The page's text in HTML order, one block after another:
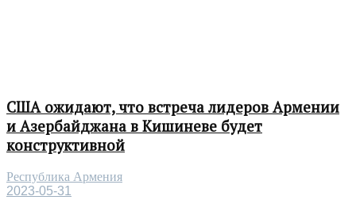
США ожидают, что встреча лидеров Армении
и Азербайджана в Кишиневе будет
конструктивной
Республика Армения
2023-05-31